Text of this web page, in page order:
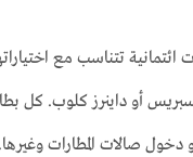
ائتمانية تتناسب مع
أو داينرز كلوب. كل
صالات المطارات